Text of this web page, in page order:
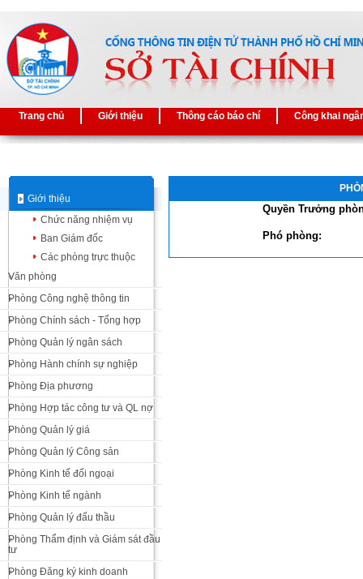
Trang chủ Giới thiệu Thông cáo báo chí Công khai
Giới thiệu
Chức năng nhiệm vụ
Ban Giám đốc
Các phòng trực thuộc
Văn phòng
Phòng Công nghệ thông tin
Phòng Chính sách - Tổng hợp
Phòng Quản lý ngân sách
Phòng Hành chính sự nghiệp
Phòng Địa phương
Phòng Hợp tác công tư và QL nợ
Phòng Quản lý giá
Phòng Quản lý Công sản
Phòng Kinh tế đối ngoại
Phòng Kinh tế ngành
Phòng Quản lý đấu thầu
Phòng Thẩm định và Giám sát đầu
tư
Phòng Đăng ký kinh doanh
Quyền Trưởng
Phó phòng: